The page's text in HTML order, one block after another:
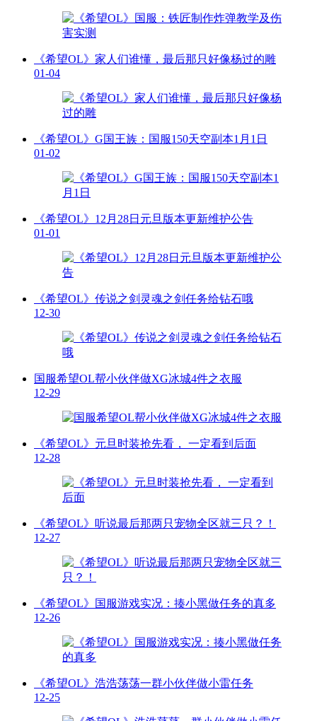
《希望OL》家人们谁懂，最后那只好像杨过的雕
01-04
《希望OL》G国王族：国服150天空副本1月1日
01-02
《希望OL》12月28日元旦版本更新维护公告
01-01
《希望OL》传说之剑灵魂之剑任务给钻石哦
12-30
国服希望OL帮小伙伴做XG冰城4件之衣服
12-29
《希望OL》元旦时装抢先看， 一定看到后面
12-28
《希望OL》听说最后那两只宠物全区就三只？！
12-27
《希望OL》国服游戏实况：揍小黑做任务的真多
12-26
《希望OL》浩浩荡荡一群小伙伴做小雷任务
12-25